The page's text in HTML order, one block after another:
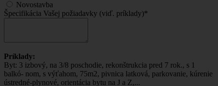
Novostavba
Špecifikácia Vašej požiadavky (viď. príklady)*
Príklady:
Byt: 3 izbový, na 3/8 poschodie, rekonštrukcia pred 7 rok., s 1
balkó- nom, s výťahom, 75m2, pivnica latková, parkovanie, kúrenie
ústredné-plynové, orientácia bytu na J a Z,...